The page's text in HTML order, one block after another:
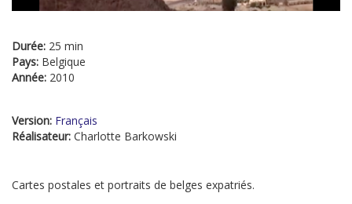
Durée: 25 min
Pays: Belgique
Année: 2010
Version: Français
Réalisateur: Charlotte Barkowski
Cartes postales et portraits de belges expatriés.